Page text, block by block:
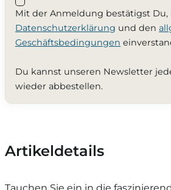
Mit der Anmeldung bestätigst
Datenschutzerklärung und den
Geschäftsbedingungen
Du kannst unseren Newsletter
wieder abbestellen.
Artikeldetails